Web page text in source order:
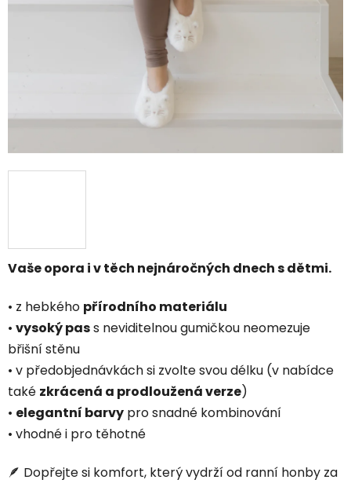
Vaše opora i v těch nejnáročných dnech s dětmi.
• z hebkého přírodního materiálu
• vysoký pass neviditelnou gumičkou neomezuje
břišní stěnu
• v předobjednávkách si zvolte svou délku (v nabídce
také zkrácená a prodloužená verze)
• elegantní barvy pro snadné kombinování
• vhodné i pro těhotné
🪶 Dopřejte si komfort, který vydrží od ranní honby za